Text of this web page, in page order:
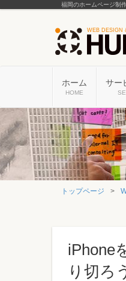
福岡のホームページ制
ホーム
HOME
サー
トップページ
iPhone
り切ろ